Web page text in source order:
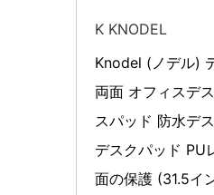
K KNODEL
Knodel (ノデル)
両面 オフィスデ
スパッド 防水デ
デスクパッド PU
面の保護 (31.5イ